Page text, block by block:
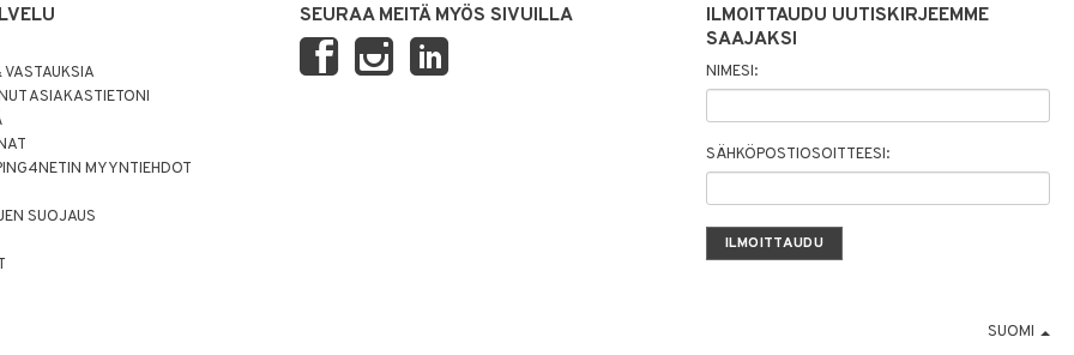
ASIAKASTIETONI
MYYNTIEHDOT
SUOJAUS
SEURAA MEITÄ MYÖS SIVUILLA
ILMOITTAUDU UUTISKIRJEEMME
SAAJAKSI
NIMESI:
SÄHKÖPOSTIOSOITTEESI:
SUOMI